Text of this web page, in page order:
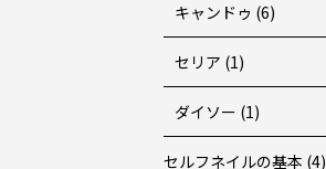
キャンドゥ (6)
セリア (1)
ダイソー (1)
セルフネイルの基本 (4)